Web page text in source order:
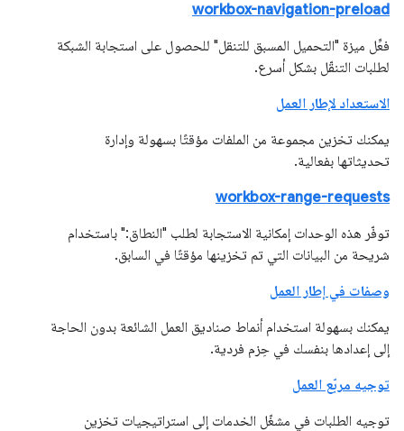
workbox-navigation-preload
فعِّل ميزة "التحميل المسبق للتنقل" للحصول على استجابة الشبكة
لطلبات التنقّل بشكل أسرع.
الاستعداد لإطار العمل
يمكنك تخزين مجموعة من الملفات مؤقتًا بسهولة وإدارة
تحديثاتها بفعالية.
workbox-range-requests
توفّر هذه الوحدات إمكانية الاستجابة لطلب "النطاق:" باستخدام
شريحة من البيانات التي تم تخزينها مؤقتًا في السابق.
وصفات في إطار العمل
يمكنك بسهولة استخدام أنماط صناديق العمل الشائعة بدون الحاجة
إلى إعدادها بنفسك في حِزم فردية.
توجيه مربّع العمل
توجيه الطلبات في مشغّل الخدمات إلى استراتيجيات تخزين